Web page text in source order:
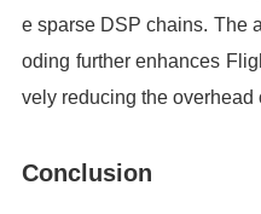
e sparse DSP chains. The
oding further enhances
vely reducing the overhead
Conclusion